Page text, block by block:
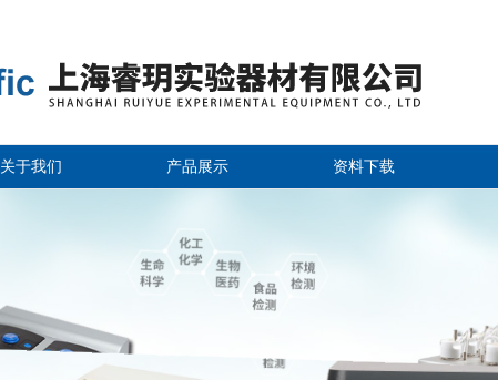
关于我们 产品展示 资料下载